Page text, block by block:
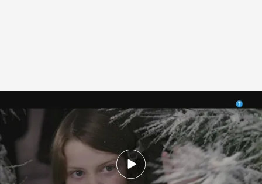
fdf.es
20 AGO 2018 - 18:36h.
Compartir